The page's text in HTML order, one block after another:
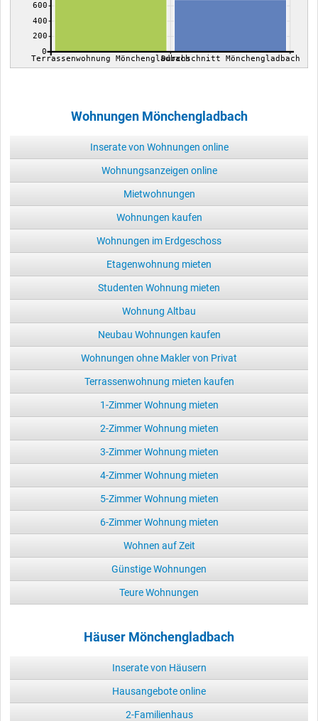
0
200
400
600
Terrassenwohnung MönchengladbachDurchschnitt Mönchengladbach
Wohnungen Mönchengladbach
Inserate von Wohnungen online
Wohnungsanzeigen online
Mietwohnungen
Wohnungen kaufen
Wohnungen im Erdgeschoss
Etagenwohnung mieten
Studenten Wohnung mieten
Wohnung Altbau
Neubau Wohnungen kaufen
Wohnungen ohne Makler von Privat
Terrassenwohnung mieten kaufen
1-Zimmer Wohnung mieten
2-Zimmer Wohnung mieten
3-Zimmer Wohnung mieten
4-Zimmer Wohnung mieten
5-Zimmer Wohnung mieten
6-Zimmer Wohnung mieten
Wohnen auf Zeit
Günstige Wohnungen
Teure Wohnungen
Häuser Mönchengladbach
Inserate von Häusern
Hausangebote online
2-Familienhaus